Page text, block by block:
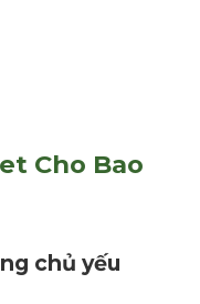
Cho Bao
chủ yếu